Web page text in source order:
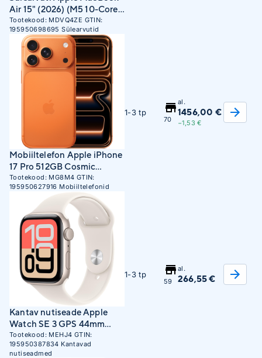
Air 15" (2026) (M5 10-Core
CPU, 10-Core GPU, 16GB
RAM, 512GB SSD, INT) Sky
Blue
Tootekood: MDVQ4ZE GTIN:
195950698695 Sülearvutid
Mobiiltelefon Apple iPhone
17 Pro 512GB Cosmic
Orange
Tootekood: MG8M4 GTIN:
195950627916 Mobiiltelefonid
1-3 tp
70
al.
1456,00 €
−1,53 €
Kantav nutiseade Apple
Watch SE 3 GPS 44mm
Starlight Aluminum Case
with Starlight Sport Band -
Tootekood: MEHJ4 GTIN:
195950387834 Kantavad
nutiseadmed
1-3 tp
59
al.
266,55 €